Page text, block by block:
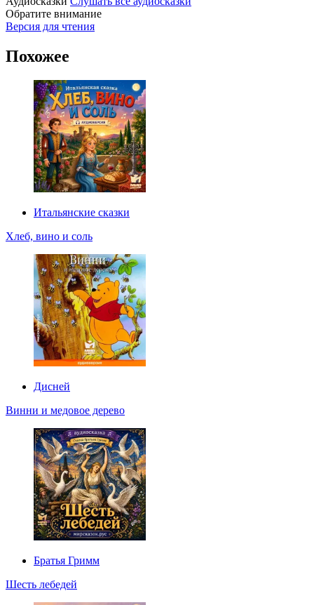
Обратите внимание
Версия для чтения
Похожее
Итальянские сказки
Хлеб, вино и соль
Дисней
Винни и медовое дерево
Братья Гримм
Шесть лебедей